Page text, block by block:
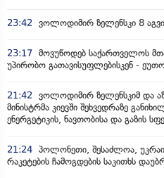
23:42 ვოლოდიმირ ზელენსკი 8
23:17 მოვუწოდებ საქართველოს
უპირობო გათავისუფლებისკენ -
21:42
ვოლოდიმირ ზელენსკიმ და
მინისტრმა კიევში შეხვედრაზე
ენერგეტიკის, ნავთობისა და გაზის
21:24 პოლონეთი, შესაძლოა,
რაკეტების ჩამოგდების საკითხს